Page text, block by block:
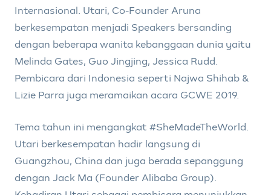
Internasional. Utari, Co-Founder Aruna
berkesempatan menjadi Speakers bersanding
dengan beberapa wanita kebanggaan dunia yaitu
Melinda Gates, Guo Jingjing, Jessica Rudd.
Pembicara dari Indonesia seperti Najwa Shihab &
Lizie Parra juga meramaikan acara GCWE 2019.
Tema tahun ini mengangkat #SheMadeTheWorld.
Utari berkesempatan hadir langsung di
Guangzhou, China dan juga berada sepanggung
dengan Jack Ma (Founder Alibaba Group).